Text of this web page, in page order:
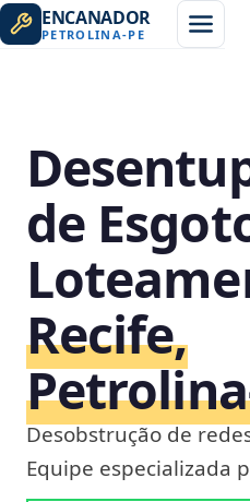
ENCANADOR
PETROLINA-PE
de
Recife,
Desobstrução de
Equipe especializada